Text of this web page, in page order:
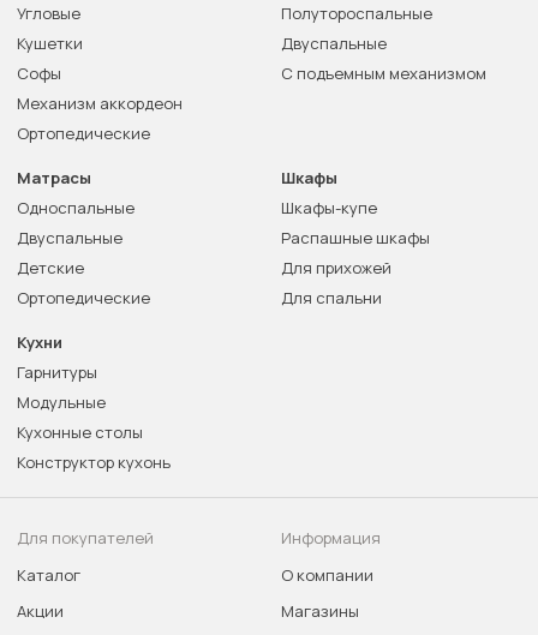
Угловые
Кушетки
Софы
Механизм аккордеон
Ортопедические
Полутороспальные
Двуспальные
С подъемным механизмом
Матрасы
Односпальные
Двуспальные
Детские
Ортопедические
Шкафы
Шкафы-купе
Распашные шкафы
Для прихожей
Для спальни
Кухни
Гарнитуры
Модульные
Кухонные столы
Конструктор кухонь
Для покупателей
Каталог
Акции
Информация
О компании
Магазины